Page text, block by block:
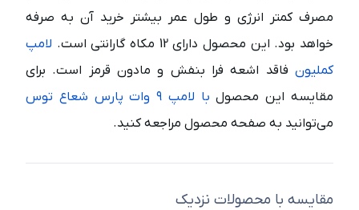
مصرف کمتر انرژی و طول عمر بیشتر خرید آن به صرفه
خواهد بود. این محصول دارای 12 مکاه گارانتی است.
لامپ
کملیون فاقد اشعه فرا بنفش و مادون قرمز است. برای
مقایسه این محصول با لامپ ۹ وات پارس شعاع توس
می‌توانید به صفحه محصول مراجعه کنید.
مقایسه با محصولات نزدیک